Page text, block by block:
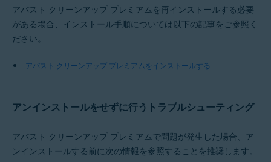
アバスト クリーンアップ プレミアムを再インストールする必要
がある場合、インストール手順については以下の記事をご参照く
ださい。
アバスト クリーンアップ プレミアムをインストールする
アンインストールをせずに行うトラブルシューティング
アバスト クリーンアップ プレミアムで問題が発生した場合、ア
ンインストールする前に次の情報を参照することを推奨します。